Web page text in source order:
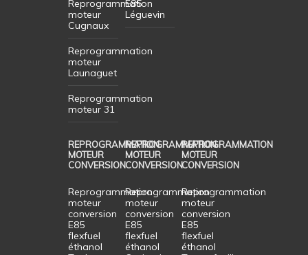
Reprogrammation
moteur
Cugnaux
Reprogrammation
moteur
Launaguet
Reprogrammation
moteur 31
E85
Léguevin
REPROGRAMMATION
MOTEUR
CONVERSION
Reprogrammation
moteur
conversion
E85
flexfuel
éthanol
REPROGRAMMATION
MOTEUR
CONVERSION
Reprogrammation
moteur
conversion
E85
flexfuel
éthanol
REPROGRAMMATION
MOTEUR
CONVERSION
Reprogrammation
moteur
conversion
E85
flexfuel
éthanol